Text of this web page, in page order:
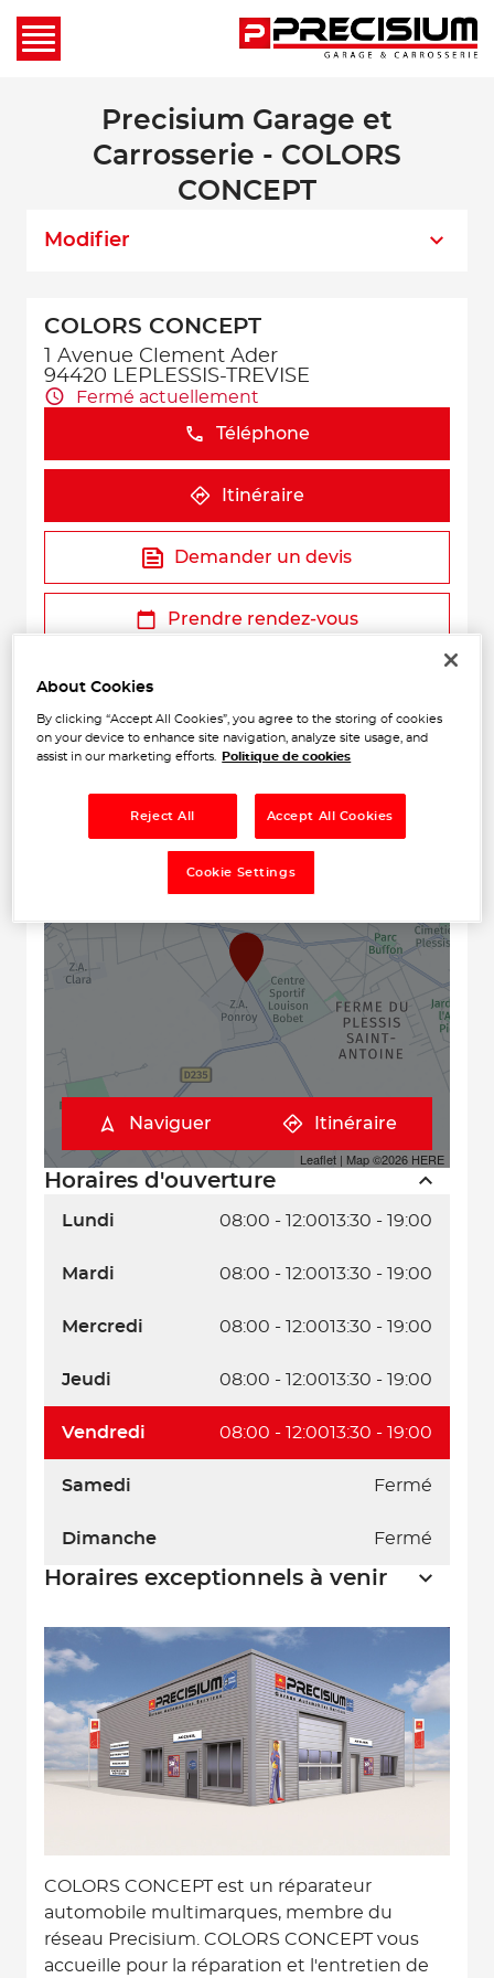
Precisium Garage et
Carrosserie - COLORS
CONCEPT
Modifier
COLORS CONCEPT
1 Avenue Clement Ader
94420 LEPLESSIS-TREVISE
Fermé actuellement
Téléphone
Itinéraire
Demander un devis
Prendre rendez-vous
Horaires d'ouverture
Lundi 08:00 - 12:0013:30 - 19:00
Mardi 08:00 - 12:0013:30 - 19:00
Mercredi 08:00 - 12:0013:30 - 19:00
Jeudi 08:00 - 12:0013:30 - 19:00
Vendredi 08:00 - 12:0013:30 - 19:00
Samedi Fermé
Dimanche Fermé
Horaires exceptionnels à venir
+
Leaflet | Map ©2026 HERE
Naviguer Itinéraire
COLORS CONCEPT est un réparateur
automobile multimarques, membre du
réseau Precisium. COLORS CONCEPT vous
accueille pour la réparation et l'entretien de
About Cookies
By clicking “Accept All Cookies”, you agree to the storing of cookies
on your device to enhance site navigation, analyze site usage, and
assist in our marketing efforts.
Politique de cookies
Reject All Accept All Cookies
Cookie Settings